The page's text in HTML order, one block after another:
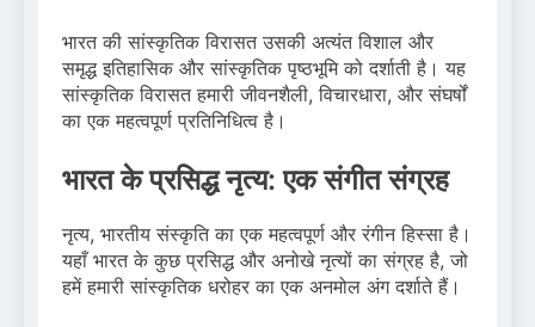
भारत की सांस्कृतिक विरासत उसकी अत्यंत विशाल और
समृद्ध इतिहासिक और सांस्कृतिक पृष्ठभूमि को दर्शाती है। यह
सांस्कृतिक विरासत हमारी जीवनशैली, विचारधारा, और संघर्षों
का एक महत्वपूर्ण प्रतिनिधित्व है।
भारत के प्रसिद्ध नृत्य: एक संगीत संग्रह
नृत्य, भारतीय संस्कृति का एक महत्वपूर्ण और रंगीन हिस्सा है।
यहाँ भारत के कुछ प्रसिद्ध और अनोखे नृत्यों का संग्रह है, जो
हमें हमारी सांस्कृतिक धरोहर का एक अनमोल अंग दर्शाते हैं।